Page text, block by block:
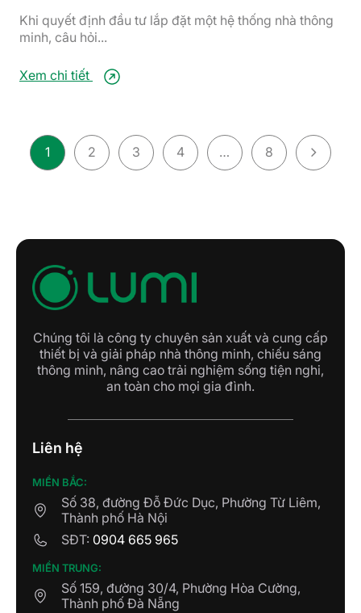
Khi quyết định đầu tư lắp đặt một hệ thống nhà thông
minh, câu hỏi...
Xem chi tiết
1 2 3 4 … 8
Chúng tôi là công ty chuyên sản xuất và cung cấp
thiết bị và giải pháp nhà thông minh, chiếu sáng
thông minh, nâng cao trải nghiệm sống tiện nghi,
an toàn cho mọi gia đình.
Liên hệ
MIỀN BẮC:
Số 38, đường Đỗ Đức Dục, Phường Từ Liêm,
Thành phố Hà Nội
SĐT: 0904 665 965
MIỀN TRUNG:
Số 159, đường 30/4, Phường Hòa Cường,
Thành phố Đà Nẵng